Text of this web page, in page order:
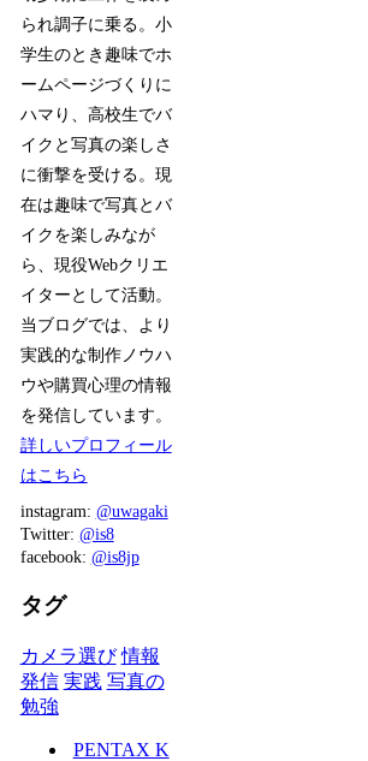
られ調子に乗る。小
学生のとき趣味でホ
ームページづくりに
ハマり、高校生でバ
イクと写真の楽しさ
に衝撃を受ける。現
在は趣味で写真とバ
イクを楽しみなが
ら、現役Webクリエ
イターとして活動。
当ブログでは、より
実践的な制作ノウハ
ウや購買心理の情報
を発信しています。
詳しいプロフィール
はこちら
instagram: @uwagaki
Twitter: @is8
facebook: @is8jp
タグ
カメラ選び 情報
発信 実践 写真の
勉強
PENTAX K